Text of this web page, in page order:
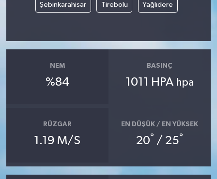
Şebinkarahisar Tirebolu Yağlıdere
NEM
%84
BASINÇ
1011 HPA hpa
RÜZGAR
1.19 M/S
EN DÜŞÜK / EN YÜKSEK
20° / 25°